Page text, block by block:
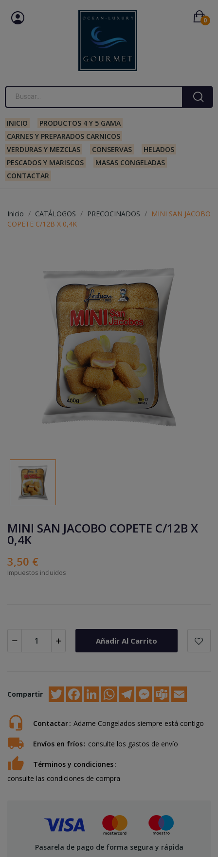
0
INICIO
PRODUCTOS 4 Y 5 GAMA
CARNES Y PREPARADOS CARNICOS
VERDURAS Y MEZCLAS
CONSERVAS
HELADOS
PESCADOS Y MARISCOS
MASAS CONGELADAS
CONTACTAR
Inicio CATÁLOGOS PRECOCINADOS
MINI SAN JACOBO
COPETE C/12B X 0,4K
MINI SAN JACOBO COPETE C/12B X
0,4K
3,50 €
Impuestos incluidos
Añadir Al Carrito
Compartir TwitterFacebookLinkedInWhatsAppTelegramMessenger
Teams
Contactar Adame Congelados siempre está contigo
Envíos en fríos consulte los gastos de envío
Términos y condiciones
consulte las condiciones de compra
Pasarela de pago de forma segura y rápida